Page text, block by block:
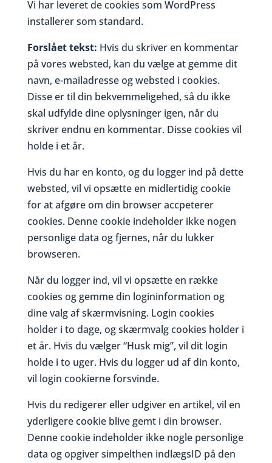
Vi har leveret de cookies som WordPress
installerer som standard.
Forslået tekst: Hvis du skriver en kommentar
på vores websted, kan du vælge at gemme dit
navn, e-mailadresse og websted i cookies.
Disse er til din bekvemmeligehed, så du ikke
skal udfylde dine oplysninger igen, når du
skriver endnu en kommentar. Disse cookies vil
holde i et år.
Hvis du har en konto, og du logger ind på dette
websted, vil vi opsætte en midlertidig cookie
for at afgøre om din browser accpeterer
cookies. Denne cookie indeholder ikke nogen
personlige data og fjernes, når du lukker
browseren.
Når du logger ind, vil vi opsætte en række
cookies og gemme din logininformation og
dine valg af skærmvisning. Login cookies
holder i to dage, og skærmvalg cookies holder i
et år. Hvis du vælger “Husk mig”, vil dit login
holde i to uger. Hvis du logger ud af din konto,
vil login cookierne forsvinde.
Hvis du redigerer eller udgiver en artikel, vil en
yderligere cookie blive gemt i din browser.
Denne cookie indeholder ikke nogle personlige
data og opgiver simpelthen indlægsID på den